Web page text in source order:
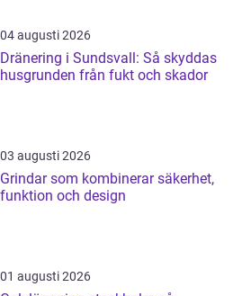
04 augusti 2026
Dränering i Sundsvall: Så skyddas
husgrunden från fukt och skador
03 augusti 2026
Grindar som kombinerar säkerhet,
funktion och design
01 augusti 2026